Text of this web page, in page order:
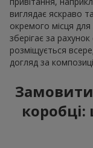
виглядає яскраво
окремого місця для
зберігає за
розміщується
догляд за
Замовити